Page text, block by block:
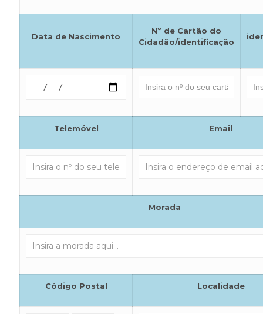
Data de Nascimento
Nº de Cartão do
Cidadão/identificação
Telemóvel Email
Morada
Código Postal Localidade